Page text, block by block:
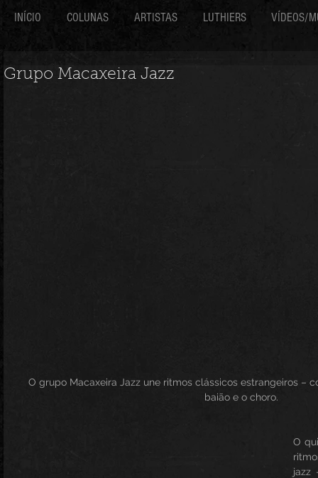
INÍCIO COLUNAS ARTISTAS LUTHIERS VÍDEOS/
Grupo Macaxeira Jazz
O grupo Macaxeira Jazz une ritmos clássicos estrangeiros –
baião e o choro.
O
jazz